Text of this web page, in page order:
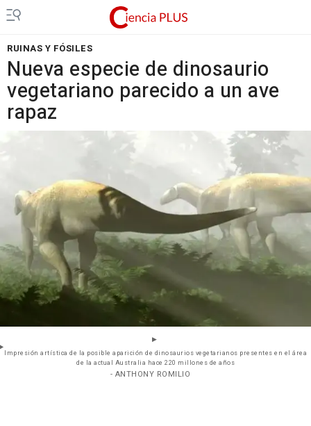
RUINAS Y FÓSILES
Nueva especie de dinosaurio
vegetariano parecido a un ave
rapaz
Impresión artística de la posible aparición de dinosaurios vegetarianos presentes en el área
de la actual Australia hace 220 millones de años
- ANTHONY ROMILIO